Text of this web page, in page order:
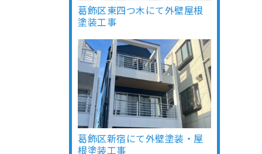
葛飾区東四つ木にて外壁屋根
塗装工事
葛飾区新宿にて外壁塗装・屋
根塗装工事